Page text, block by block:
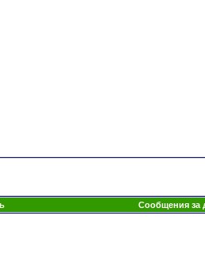
Сообщения за